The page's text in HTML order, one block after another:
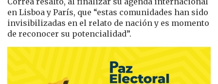
en Lisboa y París, que “estas comunidades han sido
invisibilizadas en el relato de nación y es momento
de reconocer su potencialidad”.